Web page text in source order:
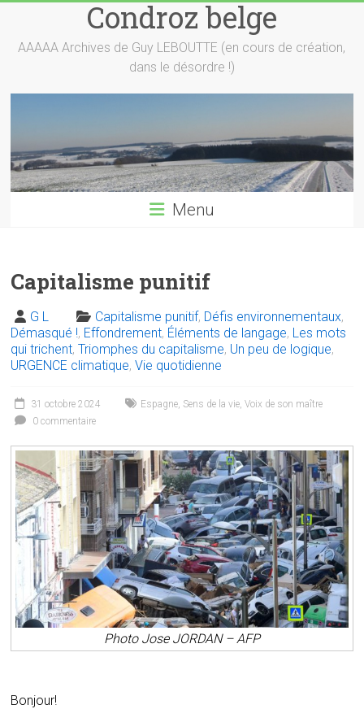
content
Condroz belge
AAAAA Archives de Guy LEBOUTTE (en cours de création,
dans le désordre !)
Menu
Capitalisme punitif
G L Capitalisme punitif, Défis environnementaux,
Démasqué !, Effondrement, Éléments de langage, Les mots
qui trichent,Triomphes du capitalisme, Un peu de logique,
URGENCE climatique,Vie quotidienne
31 octobre 2024 Espagne, Sens de la vie,Voix de son maître
0 commentaire
Photo Jose JORDAN – AFP
Bonjour!